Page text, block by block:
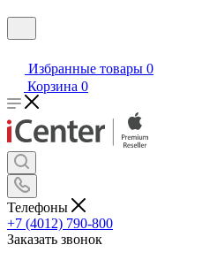
Избранные товары 0
Корзина 0
Телефоны
+7 (4012) 790-800
Заказать звонок